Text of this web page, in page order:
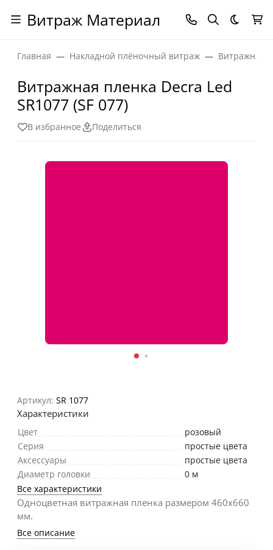
Витраж Материал Темная
Главная Накладной плёночный витраж Витражная
Витражная пленка Decra Led
SR1077 (SF 077)
В избранное Поделиться
Артикул: SR 1077
Характеристики
Цвет
розовый
Серия
простые цвета
Аксессуары
простые цвета
Диаметр головки
0 м
Все характеристики
Одноцветная витражная пленка размером 460х660
мм.
Все описание